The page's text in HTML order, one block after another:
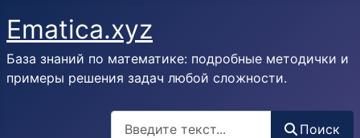
Ematica.xyz
База знаний по математике: подробные методички и
примеры решения задач любой сложности.
Поиск